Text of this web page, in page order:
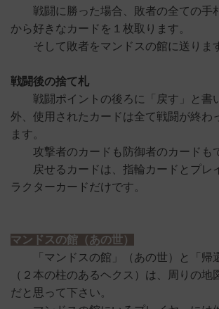
戦闘に勝った場合、敗者の全ての手
から好きなカードを１枚取ります。
そして敗者をマンドスの館に送りま
戦闘後の捨て札
戦闘ポイントの後ろに「戻す」と書
外、使用されたカードは全て戦闘が終わ
ます。
攻撃者のカードも防御者のカードも
戻せるカードは、指輪カードとプレ
ラクターカードだけです。
マンドスの館（あの世）
「マンドスの館」（あの世）と「帰
（２本の柱のあるヘクス）は、周りの地
だと思って下さい。